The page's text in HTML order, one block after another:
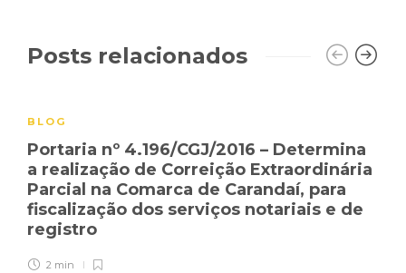
Posts relacionados
BLOG
Portaria nº 4.196/CGJ/2016 – Determina
a realização de Correição Extraordinária
Parcial na Comarca de Carandaí, para
fiscalização dos serviços notariais e de
registro
2 min